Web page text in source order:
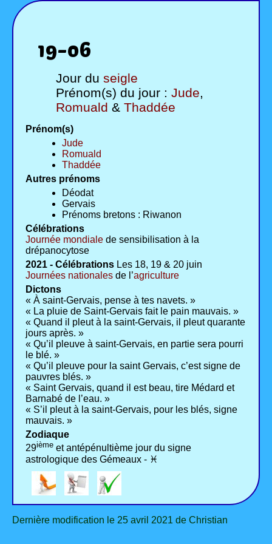
19-06
Jour du seigle
Prénom(s) du jour : Jude,
Romuald & Thaddée
Prénom(s)
Jude
Romuald
Thaddée
Autres prénoms
Déodat
Gervais
Prénoms bretons : Riwanon
Célébrations
Journée mondiale de sensibilisation à la
drépanocytose
2021 - Célébrations Les 18, 19 & 20 juin
Journées nationales de l’agriculture
Dictons
« À saint-Gervais, pense à tes navets. »
« La pluie de Saint-Gervais fait le pain mauvais. »
« Quand il pleut à la saint-Gervais, il pleut quarante
jours après. »
« Qu’il pleuve à saint-Gervais, en partie sera pourri
le blé. »
« Qu’il pleuve pour la saint Gervais, c’est signe de
pauvres blés. »
« Saint Gervais, quand il est beau, tire Médard et
Barnabé de l’eau. »
« S’il pleut à la saint-Gervais, pour les blés, signe
mauvais. »
Zodiaque
29ième et antépénultième jour du signe
astrologique des Gémeaux - ♓
Dernière modification le 25 avril 2021 de Christian